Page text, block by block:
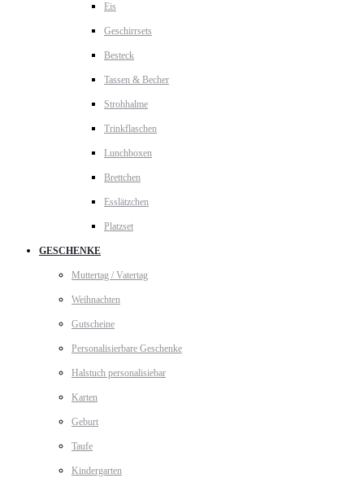
Eis
Geschirrsets
Besteck
Tassen & Becher
Strohhalme
Trinkflaschen
Lunchboxen
Brettchen
Esslätzchen
Platzset
GESCHENKE
Muttertag / Vatertag
Weihnachten
Gutscheine
Personalisierbare Geschenke
Halstuch personalisiebar
Karten
Geburt
Taufe
Kindergarten